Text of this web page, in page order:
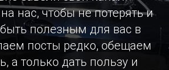
нас, чтобы не потерять и
полезным для вас в
посты редко, обещаем
а только дать пользу и